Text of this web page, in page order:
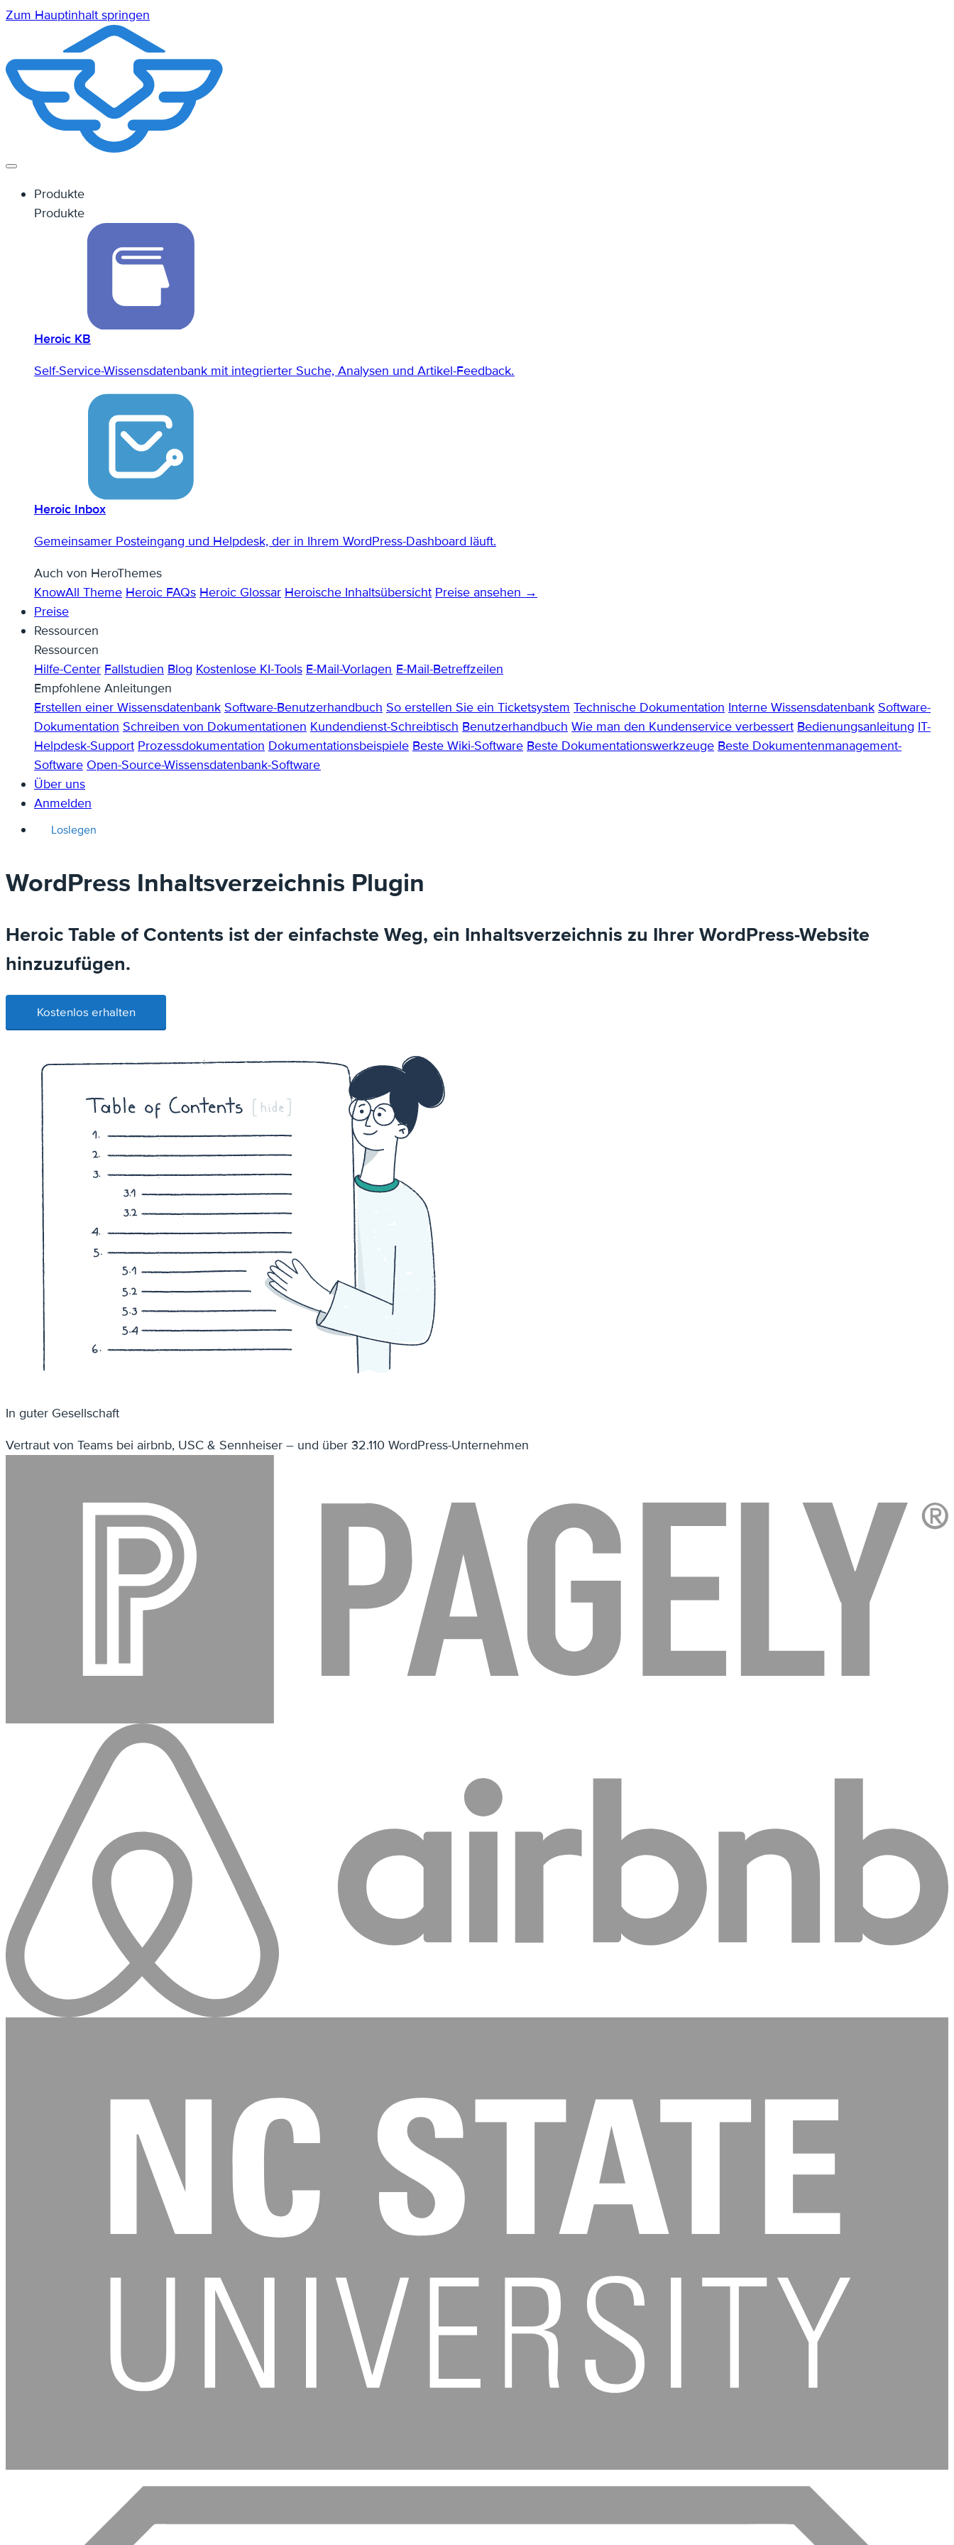
Zum Hauptinhalt springen
Produkte
Produkte
Heroic KB
Self-Service-Wissensdatenbank mit integrierter Suche, Analysen und Artikel-Feedback.
Heroic Inbox
Gemeinsamer Posteingang und Helpdesk, der in Ihrem WordPress-Dashboard läuft.
Auch von HeroThemes
KnowAll Theme Heroic FAQs Heroic Glossar Heroische Inhaltsübersicht Preise ansehen →
Preise
Ressourcen
Ressourcen
Hilfe-Center Fallstudien Blog Kostenlose KI-Tools E-Mail-Vorlagen E-Mail-Betreffzeilen
Empfohlene Anleitungen
Erstellen einer Wissensdatenbank Software-Benutzerhandbuch So erstellen Sie ein Ticketsystem Technische Dokumentation Interne Wissensdatenbank Software-
Dokumentation Schreiben von Dokumentationen Kundendienst-Schreibtisch Benutzerhandbuch Wie man den Kundenservice verbessert Bedienungsanleitung IT-
Helpdesk-Support Prozessdokumentation Dokumentationsbeispiele Beste Wiki-Software Beste Dokumentationswerkzeuge Beste Dokumentenmanagement-
Software Open-Source-Wissensdatenbank-Software
Über uns
Anmelden
Loslegen
WordPress Inhaltsverzeichnis Plugin
Heroic Table of Contents ist der einfachste Weg, ein Inhaltsverzeichnis zu Ihrer WordPress-Website
hinzuzufügen.
Kostenlos erhalten
In guter Gesellschaft
Vertraut von Teams bei airbnb, USC & Sennheiser – und über 32.110 WordPress-Unternehmen